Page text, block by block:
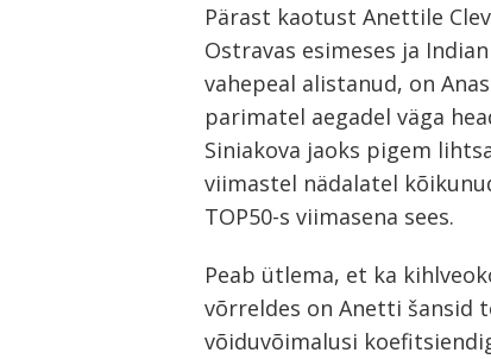
Pärast kaotust Anettile
Ostravas esimeses ja
vahepeal alistanud, on
parimatel aegadel väga
Siniakova jaoks pigem
viimastel nädalatel
TOP50-s viimasena sees.
Peab ütlema, et ka
võrreldes on Anetti šansid
võiduvõimalusi